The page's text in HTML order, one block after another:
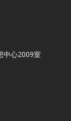
中心2009室